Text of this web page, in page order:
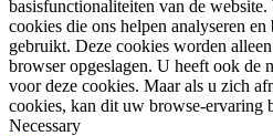
basisfunctionaliteiten van de
cookies die ons helpen analyseren
gebruikt. Deze cookies worden
browser opgeslagen. U heeft ook de
voor deze cookies. Maar als u zich
cookies, kan dit uw browse-ervaring
Necessary